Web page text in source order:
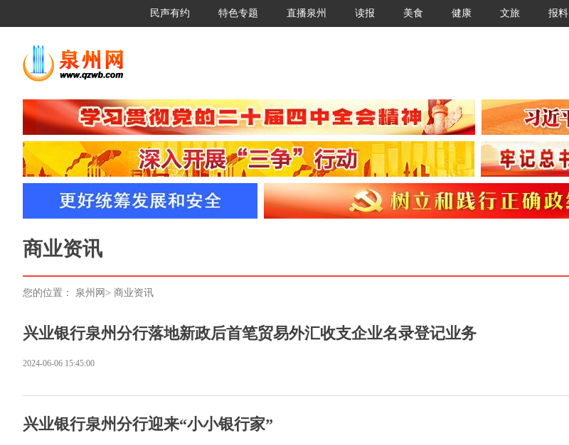
民声有约 特色专题 直播泉州 读报 美食 健康 文旅 报料
商业资讯
您的位置： 泉州网 > 商业资讯
兴业银行泉州分行落地新政后首笔贸易外汇收支企业名录登记业务
2024-06-06 15:45:00
兴业银行泉州分行迎来“小小银行家”